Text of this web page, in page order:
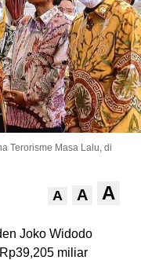
Terorisme Masa Lalu, di
A A A
Joko Widodo
miliar